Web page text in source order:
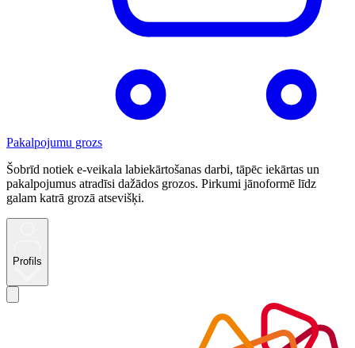
Pakalpojumu grozs
Šobrīd notiek e-veikala labiekārtošanas darbi, tāpēc iekārtas un
pakalpojumus atradīsi dažādos grozos. Pirkumi jānoformē līdz
galam katrā grozā atsevišķi.
Profils